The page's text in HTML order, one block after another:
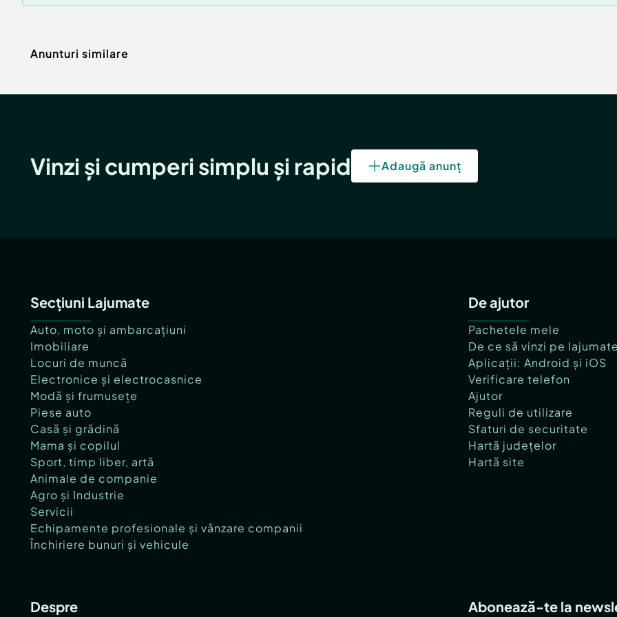
Anunturi similare
Vinzi și cumperi simplu și rapid Adaugă anunț
Secțiuni Lajumate
Auto, moto și ambarcațiuni
Imobiliare
Locuri de muncă
Electronice și electrocasnice
Modă și frumusețe
Piese auto
Casă și grădină
Mama și copilul
Sport, timp liber, artă
Animale de companie
Agro și Industrie
Servicii
Echipamente profesionale și vânzare companii
Închiriere bunuri și vehicule
De ajutor
Pachetele mele
De ce să vinzi pe
Aplicații: Android și iOS
Verificare telefon
Ajutor
Reguli de utilizare
Sfaturi de securitate
Hartă județelor
Hartă site
Despre Abonează-te la